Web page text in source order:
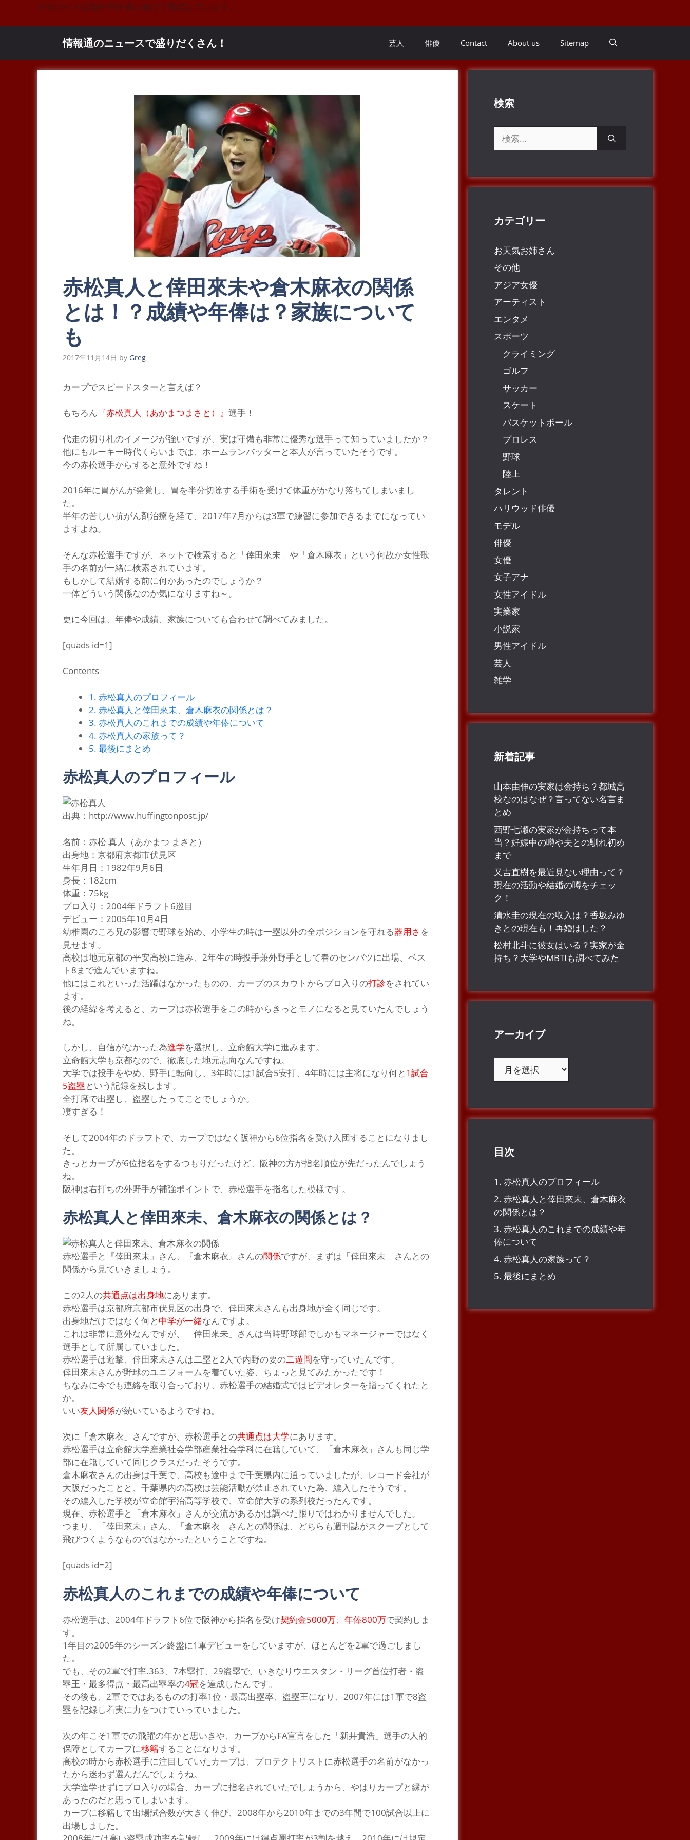
ツ
※当サイトは海外在住者に向けて発信しています。
情報通のニュースで盛りだくさん！ 芸人 俳優 Contact About us Sitemap
赤松真人と倖田來未や倉木麻衣の関係
とは！？成績や年俸は？家族について
も
2017年11月14日 by Greg
カープでスピードスターと言えば？
もちろん 『赤松真人（あかまつまさと）』 選手！
代走の切り札のイメージが強いですが、実は守備も非常に優秀な選手って知っていましたか？
他にもルーキー時代くらいまでは、ホームランバッターと本人が言っていたそうです。
今の赤松選手からすると意外ですね！
2016年に胃がんが発覚し、胃を半分切除する手術を受けて体重がかなり落ちてしまいまし
た。
半年の苦しい抗がん剤治療を経て、2017年7月からは3軍で練習に参加できるまでになってい
ますよね。
そんな赤松選手ですが、ネットで検索すると 「倖田來未」 や 「倉木麻衣」 という何故か女性歌
手の名前が一緒に検索されています。
もしかして結婚する前に何かあったのでしょうか？
一体どういう関係なのか気になりますね～。
更に今回は、年俸や成績、家族についても合わせて調べてみました。
[quads id=1]
Contents
1. 赤松真人のプロフィール
2. 赤松真人と倖田來未、倉木麻衣の関係とは？
3. 赤松真人のこれまでの成績や年俸について
4. 赤松真人の家族って？
5. 最後にまとめ
赤松真人のプロフィール
出典：http://www.huffingtonpost.jp/
名前：赤松 真人（あかまつ まさと）
出身地：京都府京都市伏見区
生年月日：1982年9月6日
身長：182cm
体重：75kg
プロ入り：2004年ドラフト6巡目
デビュー：2005年10月4日
幼稚園のころ兄の影響で野球を始め、小学生の時は一塁以外の全ポジションを守れる器用さ を
見せます。
高校は地元京都の平安高校に進み、2年生の時投手兼外野手として春のセンバツに出場、 ベス
ト8まで進んでいますね。
他にはこれといった活躍はなかったものの、カープのスカウトからプロ入りの打診をされてい
ます。
後の経緯を考えると、カープは赤松選手をこの時からきっと モノになると見ていたんでしょう
ね。
しかし、自信がなかった為進学を選択し、 立命館大学に進みます。
立命館大学も京都なので、徹底した地元志向なんですね。
大学では投手をやめ、野手に転向し、3年時には1試合5安打、4年時には主将になり何と 1試合
5盗塁という記録を残します。
全打席で出塁し、盗塁したってことでしょうか。
凄すぎる！
そして2004年のドラフトで、カープではなく阪神から6位指名を受け入団することになりまし
た。
きっとカープが6位指名をするつもりだったけど、阪神の方が指名順位が先だったんでしょう
ね。
阪神は右打ちの外野手が補強ポイントで、赤松選手を指名した模様です。
赤松真人と倖田來未、倉木麻衣の関係とは？
赤松選手と 『倖田來未』 さん、 『倉木麻衣』 さんの関係ですが、まずは 「倖田來未」 さんとの
関係から見ていきましょう。
この2人の共通点は出身地にあります。
赤松選手は京都府京都市伏見区の出身で、倖田來未さんも出身地が全く同じです。
出身地だけではなく何と 中学が一緒なんですよ。
これは非常に意外なんですが、
「倖田來未」 さんは当時野球部でしかもマネージャーではなく
選手として所属していました。
赤松選手は遊撃、倖田來未さんは二塁と2人で内野の要の二遊間を守っていたんです。
倖田來未さんが野球のユニフォームを着ていた姿、ちょっと見てみたかったです！
ちなみに今でも連絡を取り合っており、赤松選手の結婚式ではビデオレターを贈ってくれたと
か。
いい友人関係が続いているようですね。
次に 「倉木麻衣」 さんですが、赤松選手との共通点は大学にあります。
赤松選手は立命館大学産業社会学部産業社会学科に在籍していて、
「倉木麻衣」 さんも同じ学
部に在籍していて同じクラスだったそうです。
倉木麻衣さんの出身は千葉で、高校も途中まで千葉県内に通っていましたが、レコード会社が
大阪だったことと、千葉県内の高校は芸能活動が禁止されていた為、編入したそうです。
その編入した学校が立命館宇治高等学校で、立命館大学の系列校だったんです。
現在、赤松選手と
「倉木麻衣」 さんが交流があるかは調べた限りではわかりませんでした。
つまり、
「倖田來未」 さん、 「倉木麻衣」 さんとの関係は、どちらも週刊誌がスクープとして
飛びつくようなものではなかったということですね。
[quads id=2]
赤松真人のこれまでの成績や年俸について
赤松選手は、2004年ドラフト6位で阪神から指名を受け契約金5000万、年俸800万で契約しま
す。
1年目の2005年のシーズン終盤に1軍デビューをしていますが、ほとんどを2軍で過ごしまし
た。
でも、その2軍で打率.363、7本塁打、29盗塁で、いきなりウエスタン・リーグ首位打者・盗
塁王・最多得点・最高出塁率の4冠を達成したんです。
その後も、2軍でではあるものの打率1位・最高出塁率、盗塁王になり、2007年には1軍で8盗
塁を記録し着実に力をつけていっていました。
次の年こそ1軍での飛躍の年かと思いきや、カープからFA宣言をした 「新井貴浩」 選手の人的
保障としてカープに移籍することになります。
高校の時から赤松選手に注目していたカープは、プロテクトリストに赤松選手の名前がなかっ
たから迷わず選んだんでしょうね。
大学進学せずにプロ入りの場合、カープに指名されていたでしょうから、やはりカープと縁が
あったのだと思ってしまいます。
カープに移籍して出場試合数が大きく伸び、2008年から2010年までの3年間で100試合以上に
出場しました。
検索
索:
カテゴリー
お天気お姉さん
その他
アジア女優
アーティスト
エンタメ
スポーツ
クライミング
ゴルフ
サッカー
スケート
バスケットボール
プロレス
野球
陸上
タレント
ハリウッド俳優
モデル
俳優
女優
女子アナ
女性アイドル
実業家
小説家
男性アイドル
芸人
雑学
新着記事
山本由伸の実家は金持ち？都城高
校なのはなぜ？言ってない名言ま
とめ
西野七瀬の実家が金持ちって本
当？妊娠中の噂や夫との馴れ初め
まで
又吉直樹を最近見ない理由って？
現在の活動や結婚の噂をチェッ
ク！
清水圭の現在の収入は？香坂みゆ
きとの現在も！再婚はした？
松村北斗に彼女はいる？実家が金
持ち？大学やMBTIも調べてみた
アーカイブ
ブ
目次
1. 赤松真人のプロフィール
2. 赤松真人と倖田來未、倉木麻衣
の関係とは？
3. 赤松真人のこれまでの成績や年
俸について
4. 赤松真人の家族って？
5. 最後にまとめ